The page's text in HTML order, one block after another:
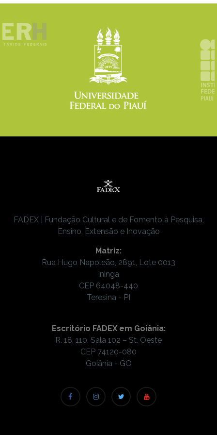
FADEX | Fundação Cultural e de Fomento à Pesquisa,
Ensino, Extensão e Inovação
Matriz:
Rua Hugo Napoleão, 2891, Lote 0013
Ininga
CEP 64048-440
Teresina - PI
Escritório FADEX em Goiânia:
R. 18, 110, Sala 102 – St. Oeste
CEP 74120-080
Goiânia - GO